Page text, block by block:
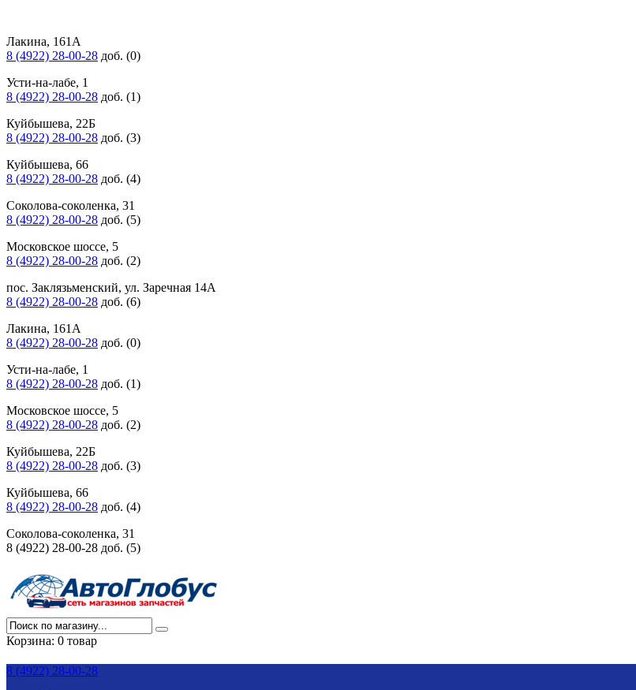
Лакина, 161А
8 (4922) 28-00-28 доб. (0)
Усти-на-лабе, 1
8 (4922) 28-00-28 доб. (1)
Куйбышева, 22Б
8 (4922) 28-00-28 доб. (3)
Куйбышева, 66
8 (4922) 28-00-28 доб. (4)
Соколова-соколенка, 31
8 (4922) 28-00-28 доб. (5)
Московское шоссе, 5
8 (4922) 28-00-28 доб. (2)
пос. Заклязьменский, ул. Заречная 14А
8 (4922) 28-00-28 доб. (6)
Лакина, 161А
8 (4922) 28-00-28 доб. (0)
Усти-на-лабе, 1
8 (4922) 28-00-28 доб. (1)
Московское шоссе, 5
8 (4922) 28-00-28 доб. (2)
Куйбышева, 22Б
8 (4922) 28-00-28 доб. (3)
Куйбышева, 66
8 (4922) 28-00-28 доб. (4)
Соколова-соколенка, 31
8 (4922) 28-00-28 доб. (5)
Корзина: 0 товар
8 (4922) 28-00-28